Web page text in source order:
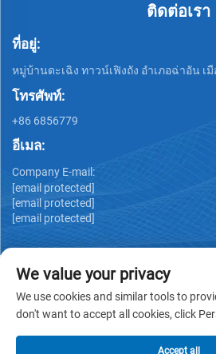
ติดต่อเรา
ที่อยู่:
หมู่บ้านดะเฉิง ทาวน์เฟิงถัง อำเภอฉ่าอัน เ
โทรศัพท์:
+86 6856779
อีเมล:
Company E-mail:
[email protected]
[email protected]
[email protected]
We value your privacy
We use cookies and similar tools to
don't want to accept all cookies, click
Accept all